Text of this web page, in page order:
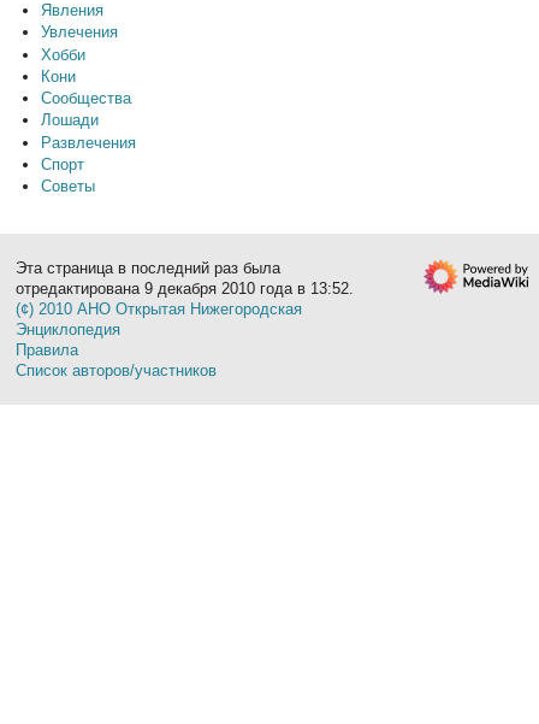
Явления
Увлечения
Хобби
Кони
Сообщества
Лошади
Развлечения
Спорт
Советы
Эта страница в последний раз была
отредактирована 9 декабря 2010 года в 13:52.
(¢) 2010 АНО Открытая Нижегородская
Энциклопедия
Правила
Список авторов/участников